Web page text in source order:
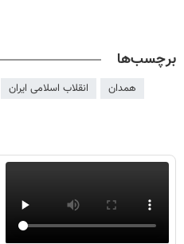
برچسب‌ها
همدان انقلاب اسلامی ایران